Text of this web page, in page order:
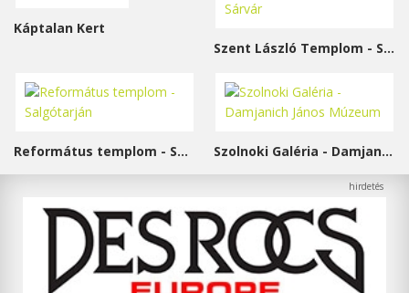
Káptalan Kert
Szent László Templom - Sárvár
Református templom - Salgótarján Szolnoki Galéria - Damjanich János Múzeum